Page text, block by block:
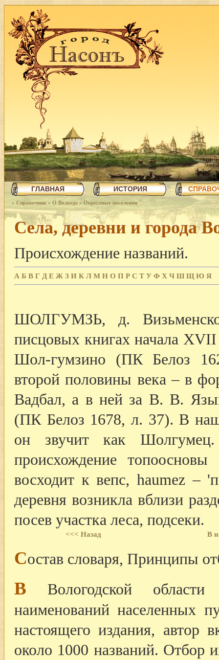
ГЛАВНАЯ ИСТОРИЯ
» Справочник » О Вологде » Окрестные поселения
Села, деревни и города
Происхождение названий.
А Б В Г Д Е Ж З И К Л М Н О П Р С Т У Ф Х Ч Ш Щ Ю Я
ШОЛГУМЗЬ, д.
писцовых книгах начала
Шол-гумзино (ПК Белоз
второй половины века – в
Вадбал, а в ней за В. В.
(ПК Белоз 1678, л. 37). В
он звучит как
происхождение
восходит к вепс, haumez –
деревня возникла вблизи
посев участка леса, подсеки.
<<< Назад В
Состав словаря, Принципы
В Вологодской области
наименований населенных
настоящего издания, автор
около 1000 названий. Отбор